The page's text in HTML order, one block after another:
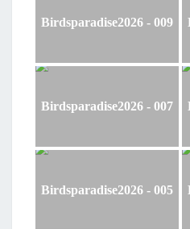
Birdsparadise2026 - 009
Birdsparadise2026 - 007
Birdsparadise2026 - 005